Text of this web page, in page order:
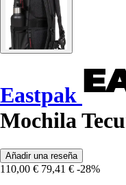
Eastpak
Mochila
Añadir una reseña
110,00 € 79,41 € -28%